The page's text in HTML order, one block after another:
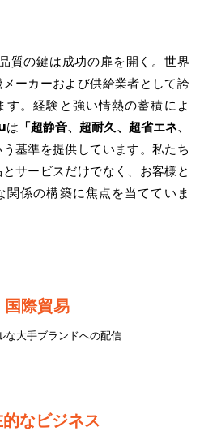
質の鍵は成功の扉を開く。世界
ーカーおよび供給業者として誇
す。経験と強い情熱の蓄積によ
は 「超静音、超耐久、超省エネ、
う基準を提供しています。私たち
サービスだけでなく、お客様と
関係の構築に焦点を当てていま
国際貿易
な大手ブランドへの配信
なビジネス